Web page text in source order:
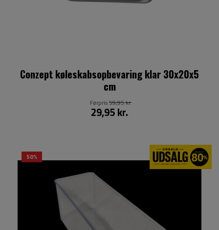
Conzept køleskabsopbevaring klar 30x20x5
cm
29,95 kr.
Førpris59,95 kr.
50%